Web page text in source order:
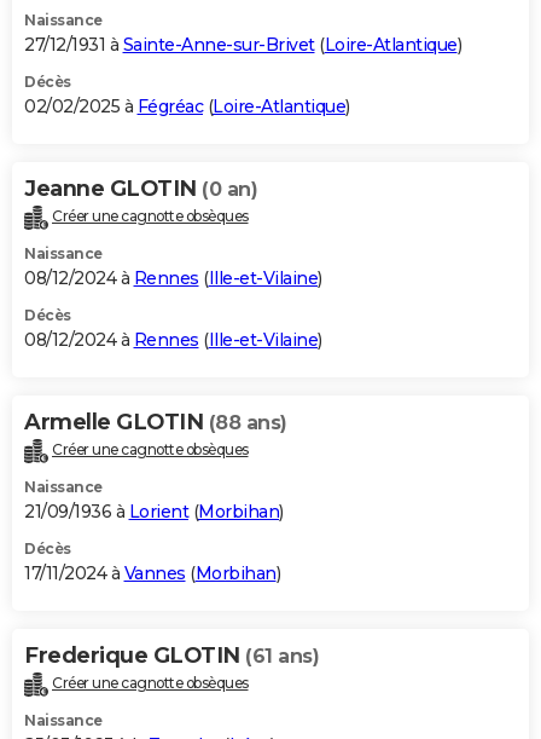
Naissance
27/12/1931 à Sainte-Anne-sur-Brivet(Loire-Atlantique)
Décès
02/02/2025 à Fégréac(Loire-Atlantique)
Jeanne GLOTIN (0 an)
Créer une cagnotte obsèques
Naissance
08/12/2024 à Rennes (Ille-et-Vilaine)
Décès
08/12/2024 à Rennes (Ille-et-Vilaine)
Armelle GLOTIN (88 ans)
Créer une cagnotte obsèques
Naissance
21/09/1936 à Lorient(Morbihan)
Décès
17/11/2024 à Vannes (Morbihan)
Frederique GLOTIN (61 ans)
Créer une cagnotte obsèques
Naissance